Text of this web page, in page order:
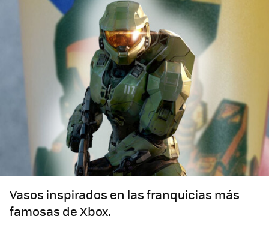
Vasos inspirados en las franquicias más
famosas de Xbox.